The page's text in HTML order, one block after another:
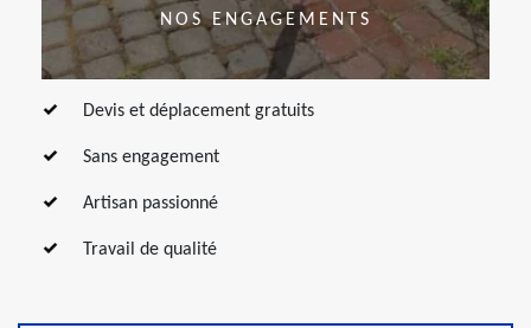
NOS ENGAGEMENTS
Devis et déplacement gratuits
Sans engagement
Artisan passionné
Travail de qualité